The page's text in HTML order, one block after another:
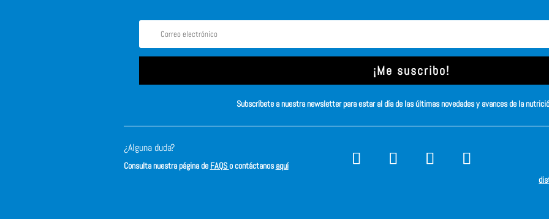
¡Me suscribo!
Subscríbete a nuestra newsletter para estar al día de las últimas novedades y avances de la
¿Alguna duda?
Consulta nuestra página de FAQSo contáctanosaquí